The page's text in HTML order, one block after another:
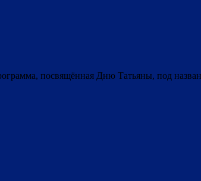
посвящённая Дню Татьяны, под